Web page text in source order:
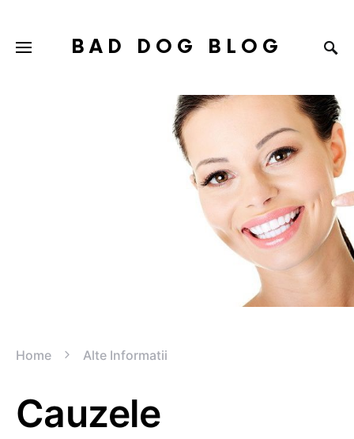
BAD DOG BLOG
Home Alte Informatii
Cauzele